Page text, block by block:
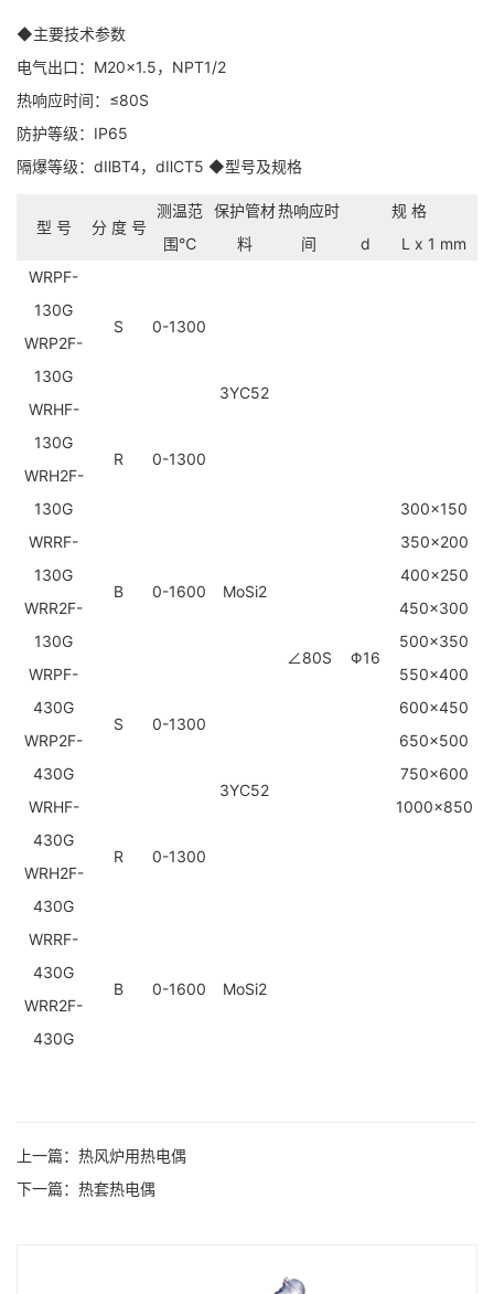
◆主要技术参数
电气出口：M20×1.5，NPT1/2
热响应时间：≤80S
防护等级：IP65
隔爆等级：dⅡBT4，dⅡCT5 ◆型号及规格
型 号 分 度 号
测温范
围℃
保护管材
料
热响应时
间
规 格
d
L x 1 mm
WRPF-
130G
WRP2F-
130G
S 0-1300
3YC52
∠80S Φ16
300x150
350x200
400x250
450x300
500x350
550x400
600x450
650x500
750x600
1000x850
WRHF-
130G
WRH2F-
130G
R 0-1300
WRRF-
130G
WRR2F-
130G
B 0-1600 MoSi2
WRPF-
430G
WRP2F-
430G
S 0-1300
3YC52
WRHF-
430G
WRH2F-
430G
R 0-1300
WRRF-
430G
WRR2F-
430G
B 0-1600 MoSi2
上一篇： 热风炉用热电偶
下一篇： 热套热电偶